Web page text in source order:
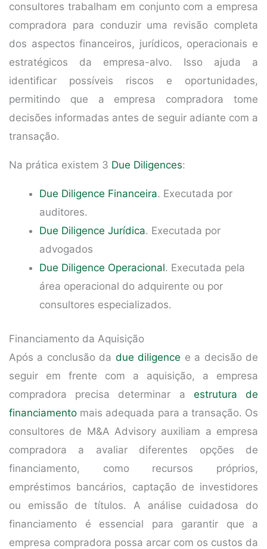
consultores trabalham em conjunto com a empresa
compradora para conduzir uma revisão completa
dos aspectos financeiros, jurídicos, operacionais e
estratégicos da empresa-alvo. Isso ajuda a
identificar possíveis riscos e oportunidades,
permitindo que a empresa compradora tome
decisões informadas antes de seguir adiante com a
transação.
Na prática existem 3 Due Diligences:
Due Diligence Financeira. Executada por
auditores.
Due Diligence Jurídica. Executada por
advogados
Due Diligence Operacional. Executada pela
área operacional do adquirente ou por
consultores especializados.
Financiamento da Aquisição
Após a conclusão da due diligence e a decisão de
seguir em frente com a aquisição, a empresa
compradora precisa determinar a estrutura de
financiamento mais adequada para a transação. Os
consultores de M&A Advisory auxiliam a empresa
compradora a avaliar diferentes opções de
financiamento, como recursos próprios,
empréstimos bancários, captação de investidores
ou emissão de títulos. A análise cuidadosa do
financiamento é essencial para garantir que a
empresa compradora possa arcar com os custos da